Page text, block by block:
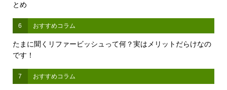
とめ
6 おすすめコラム
たまに聞くリファービッシュって何？実はメリットだらけなの
です！
7 おすすめコラム